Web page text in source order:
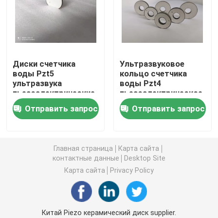
пьезоэлектрический ультразвуковой датчик
Генератор цифров ультразвуковой
ультразвуковой частоты генератора
Ультразвуковой очистки машина
Ультразвуковой Disruptor клетки
Ультразвуковой реактор
Диски счетчика
воды Pzt5
ультразвука
пьезоэлектрические
керамические
Отправить запрос
Ультразвуковое
кольцо счетчика
воды Pzt4
пьезоэлектрическое
керамическое
Отправить запрос
Главная страница
Карта сайта
контактные данные
Desktop Site
Карта сайта
Privacy Policy
Китай Piezo керамический диск supplier.